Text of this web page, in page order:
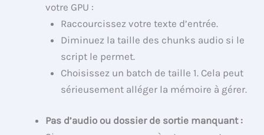
votre GPU :
Raccourcissez votre texte d’entrée.
Diminuez la taille des chunks audio si le
script le permet.
Choisissez un batch de taille 1. Cela peut
sérieusement alléger la mémoire à gérer.
Pas d’audio ou dossier de sortie manquant :